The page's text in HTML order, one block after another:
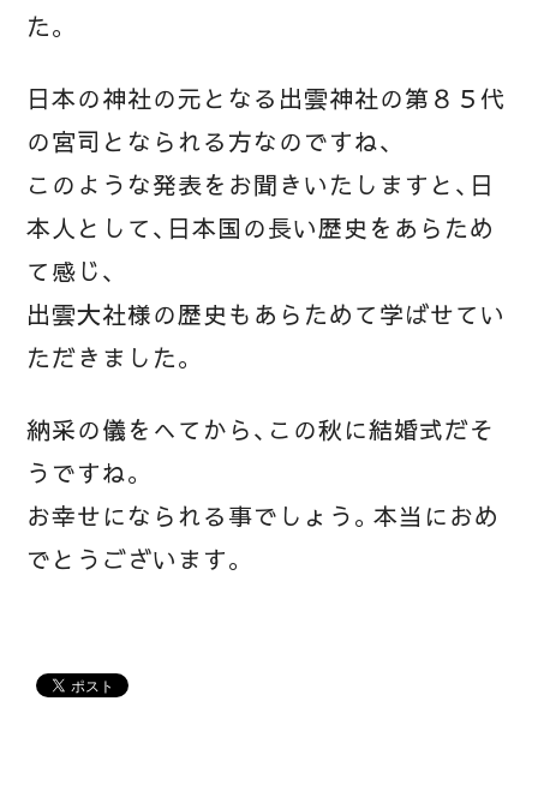
た。
日本の神社の元となる出雲神社の第８５代
の宮司となられる方なのですね、
このような発表をお聞きいたしますと、日
本人として、日本国の長い歴史をあらため
て感じ、
出雲大社様の歴史もあらためて学ばせてい
ただきました。
納采の儀をへてから、この秋に結婚式だそ
うですね。
お幸せになられる事でしょう。本当におめ
でとうございます。